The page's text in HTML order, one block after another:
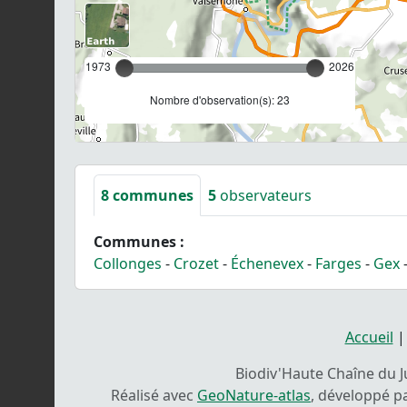
1973 2026
Nombre d'observation(s): 23
8communes 5observateurs
Communes :
Collonges - Crozet- Échenevex- Farges - Gex
Accueil
Biodiv'Haute Chaîne du
Réalisé avec GeoNature-atlas, développé